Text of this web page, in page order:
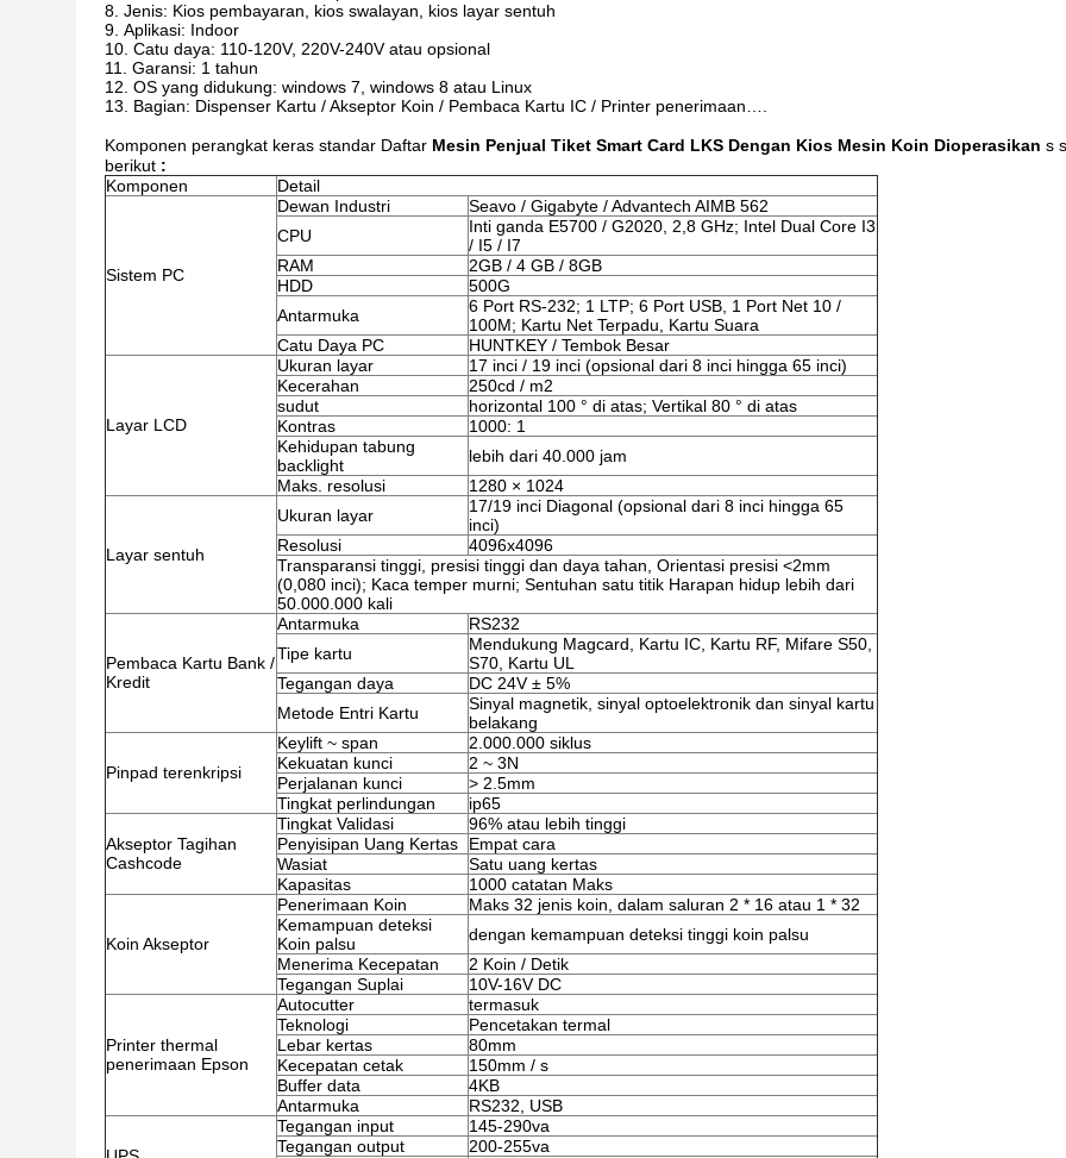
Jenis: Kios pembayaran, kios swalayan, kios layar sentuh
Aplikasi: Indoor
Catu daya: 110-120V, 220V-240V atau opsional
Garansi: 1 tahun
OS yang didukung: windows 7, windows 8 atau Linux
Bagian: Dispenser Kartu / Akseptor Koin / Pembaca Kartu IC / Printer penerimaan….
Komponen perangkat keras standar Daftar Mesin Penjual Tiket Smart Card LKS Dengan Kios Mesin Koin Dioperasikan s
berikut :
Komponen
Detail
Sistem PC
Dewan Industri
Seavo / Gigabyte / Advantech AIMB 562
CPU
Inti ganda E5700 / G2020, 2,8 GHz; Intel Dual Core I3
/ I5 / I7
RAM
2GB / 4 GB / 8GB
HDD
500G
Antarmuka
6 Port RS-232; 1 LTP; 6 Port USB, 1 Port Net 10 /
100M; Kartu Net Terpadu, Kartu Suara
Catu Daya PC
HUNTKEY / Tembok Besar
Layar LCD
Ukuran layar
17 inci / 19 inci (opsional dari 8 inci hingga 65 inci)
Kecerahan
250cd / m2
sudut
horizontal 100 ° di atas; Vertikal 80 ° di atas
Kontras
1000: 1
Kehidupan tabung
backlight
lebih dari 40.000 jam
Maks. resolusi
1280 × 1024
Layar sentuh
Ukuran layar
17/19 inci Diagonal (opsional dari 8 inci hingga 65
inci)
Resolusi
4096x4096
Transparansi tinggi, presisi tinggi dan daya tahan, Orientasi presisi <2mm
(0,080 inci); Kaca temper murni; Sentuhan satu titik Harapan hidup lebih dari
50.000.000 kali
Pembaca Kartu Bank /
Kredit
Antarmuka
RS232
Tipe kartu
Mendukung Magcard, Kartu IC, Kartu RF, Mifare S50,
S70, Kartu UL
Tegangan daya
DC 24V ± 5%
Metode Entri Kartu
Sinyal magnetik, sinyal optoelektronik dan sinyal kartu
belakang
Pinpad terenkripsi
Keylift ~ span
2.000.000 siklus
Kekuatan kunci
2 ~ 3N
Perjalanan kunci
> 2.5mm
Tingkat perlindungan
ip65
Akseptor Tagihan
Cashcode
Tingkat Validasi
96% atau lebih tinggi
Penyisipan Uang Kertas
Empat cara
Wasiat
Satu uang kertas
Kapasitas
1000 catatan Maks
Koin Akseptor
Penerimaan Koin
Maks 32 jenis koin, dalam saluran 2 * 16 atau 1 * 32
Kemampuan deteksi
Koin palsu
dengan kemampuan deteksi tinggi koin palsu
Menerima Kecepatan
2 Koin / Detik
Tegangan Suplai
10V-16V DC
Printer thermal
penerimaan Epson
Autocutter
termasuk
Teknologi
Pencetakan termal
Lebar kertas
80mm
Kecepatan cetak
150mm / s
Buffer data
4KB
Antarmuka
RS232, USB
Tegangan input
145-290va
Tegangan output
200-255va